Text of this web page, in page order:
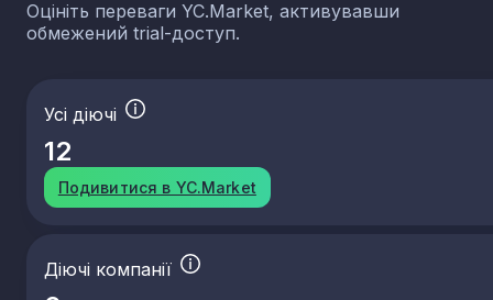
Оцініть переваги YC.Market, активувавши
обмежений trial-доступ.
Усі діючі
12
Подивитися в YC.Market
Діючі компанії